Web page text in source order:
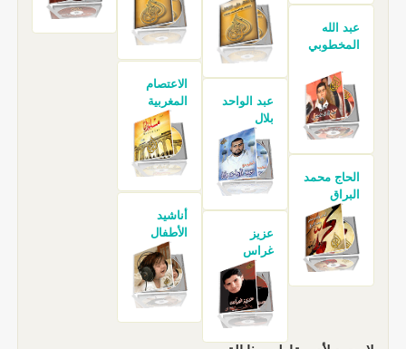
عبد الله
المخطوبي
الحاج محمد
البراق
عبد الواحد
بلال
عزيز
غراس
الاعتصام
المغربية
أناشيد
الأطفال